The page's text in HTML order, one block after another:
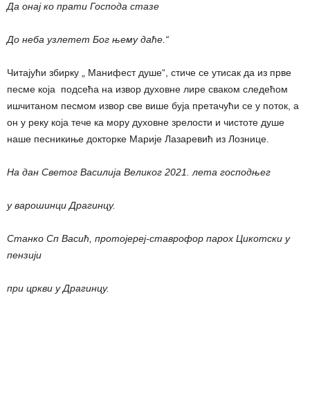
Да онај ко прати Господа стазе
До неба узлетет Бог њему даће.“
Читајући збирку „ Манифест душе“, стиче се утисак да из прве
песме која подсећа на извор духовне лире сваком следећом
ишчитаном песмом извор све више буја претачући се у поток, а
он у реку која тече ка мору духовне зрелости и чистоте душе
наше песникиње докторке Марије Лазаревић из Лознице.
На дан Светог Василија Великог 2021. лета господњег
у варошинци Драгинцу.
Станко Сп Васић, протојереј-ставрофор парох Цикотски у
пензији
при цркви у Драгинцу.